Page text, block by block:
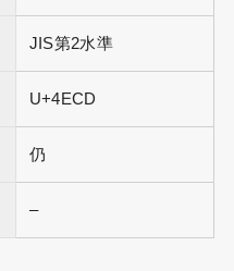
JIS第2水準
U+4ECD
仍
–